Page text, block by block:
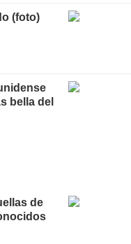
(foto)
bella del
de